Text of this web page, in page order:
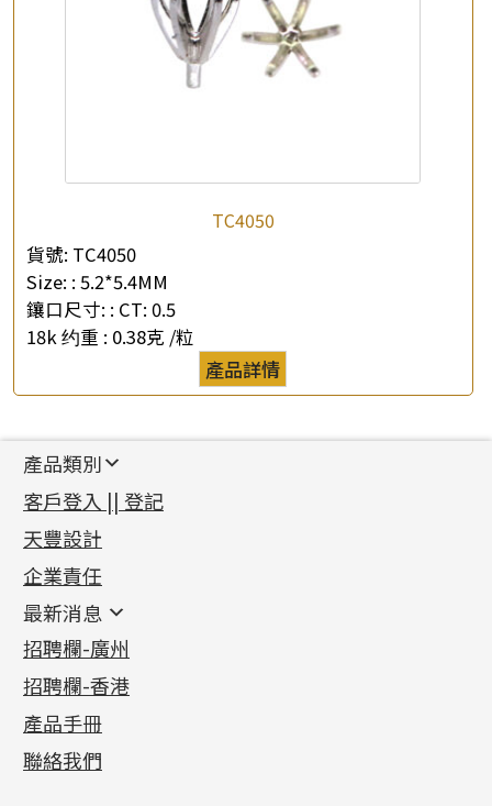
TC4050
貨號: TC4050
Size: : 5.2*5.4MM
鑲口尺寸: : CT: 0.5
18k 约重 : 0.38克 /粒
產品詳情
產品類別
新產品
足金系列
足金配件
機織鏈系列
珠仔鏈
镶口链
管狀網鏈
十字車花鏈系列
十字閃O鏈系列
十字錘打鏈系列
側身車花鏈系列
側身鏈系列
首飾配件
耳環類配件
卷迫系列
螺絲迫系列
梅花迫系列
平臺迫系列
綫拍系列
美拍系列
鏈類配件
動感車花吊墜
調節珠系列
生圈扣系列
龍蝦扣系列
鴨俐制系列
其他類配件
珠盤系列
袖口鈕系列
焊片及鐳射綫
空心車花管
珠類配件
無孔光身珠
空心光身珠
無孔批花珠
鑲口類
四爪頭系列
六爪頭系列
車花片
動感車花片
鑲口戒指
鑲口手鏈系列
首飾系列
手镯系列
戒指系列
空心耳環
空心车花管首饰链
空心手鐲系列
貴金屬原料
千足金
記憶金屬系列
記憶戒指
拉簧珠珠手鏈
記憶鈦手鐲
客戶登入 || 登記
天豐設計
企業責任
最新消息
最新消息
各項證書(2)
相片集(9)
展覽會資訊
最新產品資訊
招聘欄-廣州
招聘欄-香港
產品手冊
聯絡我們